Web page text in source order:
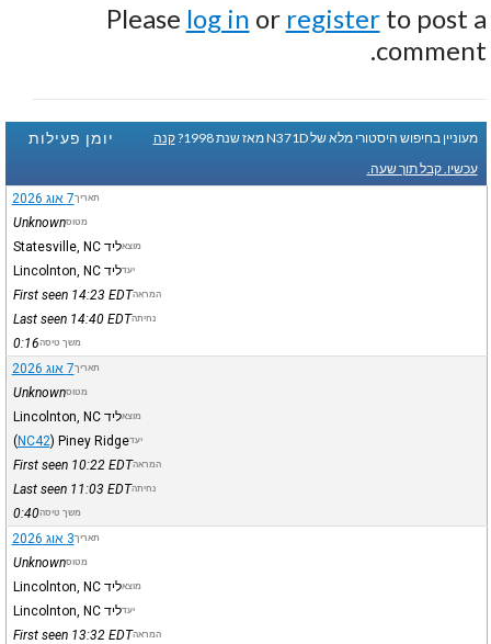
Please log in or registerto post a
comment.
יומן פעילות מעוניין בחיפוש היסטורי מלא של N371D מאז שנת 1998?
קנה
עכשיו. קבל תוך שעה.
תאריך7 אוג 2026
מטוסUnknown
מוצאליד Statesville, NC
יעדליד Lincolnton, NC
המראה First seen 14:23 EDT
נחיתה Last seen 14:40 EDT
משך טיסה0:16
תאריך7 אוג 2026
מטוסUnknown
מוצאליד Lincolnton, NC
יעדPiney Ridge
(NC42)
המראה First seen 10:22 EDT
נחיתה Last seen 11:03 EDT
משך טיסה0:40
תאריך3 אוג 2026
מטוסUnknown
מוצאליד Lincolnton, NC
יעדליד Lincolnton, NC
המראה First seen 13:32 EDT